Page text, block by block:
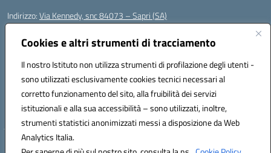
Cookies e altri strumenti di tracciamento
Il nostro Istituto non utilizza strumenti di profilazione degli utenti -
sono utilizzati esclusivamente cookies tecnici necessari al
corretto funzionamento del sito, alla fruibilità dei servizi
istituzionali e alla sua accessibilità – sono utilizzati, inoltre,
strumenti statistici anonimizzati messi a disposizione da Web
Analytics Italia.
Indirizzo:Via Kennedy, snc 84073 – Sapri (SA)
Centralino:
Posta elettronica certificata (PEC):saic878008@pec.istruzione.it
Codice fiscale: 84002700650
Codice meccanografico:SAIC878008
Codice Indice delle Pubbliche Amministrazioni (IPA): istsc_saic878008
Codice unico di fatturazione (CUF): UFYPHY
Hosting & Powered by 3D Solution S.r.l.